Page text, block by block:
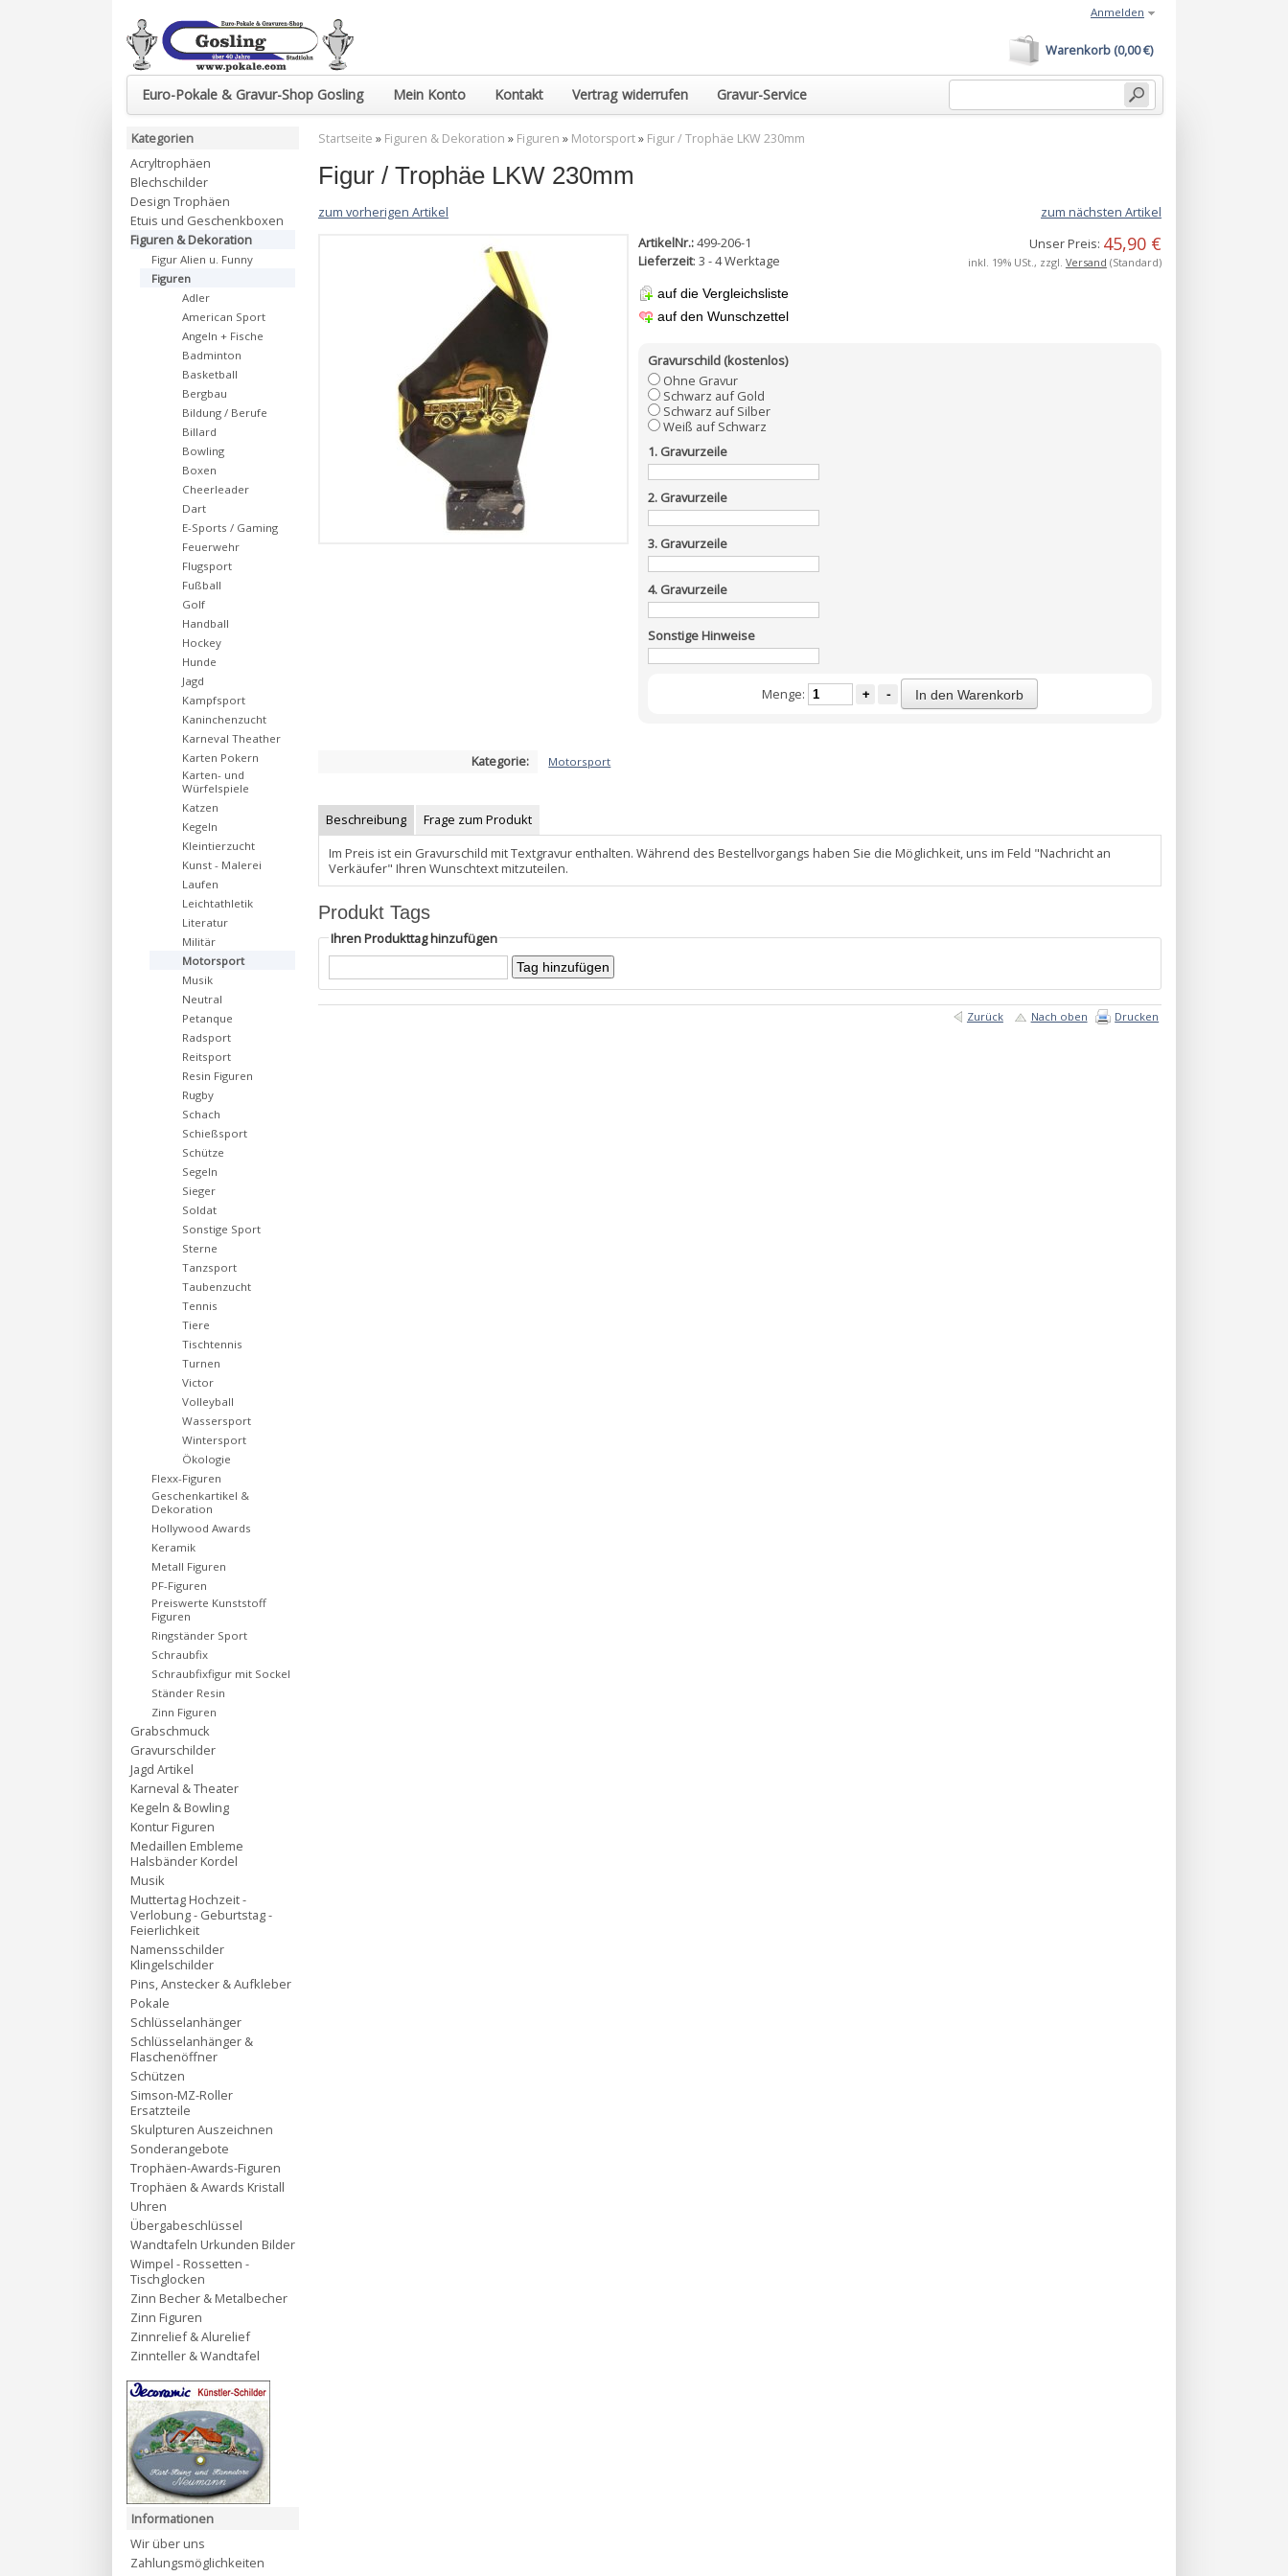
Euro-Pokale & Gravur-Shop Gosling Mein Konto Kontakt Vertrag widerrufen Gravur-Service
Warenkorb (0,00 €)
Anmelden
Startseite » Figuren & Dekoration » Figuren » Motorsport» Figur / Trophäe LKW 230mm
Figur / Trophäe LKW 230mm
zum vorherigen Artikel
zum nächsten Artikel
ArtikelNr.:499-206-1
Lieferzeit: 3 - 4 Werktage
auf die Vergleichsliste
auf den Wunschzettel
Unser Preis: 45,90 €
inkl. 19% USt., zzgl. Versand (Standard)
Gravurschild (kostenlos)
Ohne Gravur
Schwarz auf Gold
Schwarz auf Silber
Weiß auf Schwarz
1. Gravurzeile
2. Gravurzeile
3. Gravurzeile
4. Gravurzeile
Sonstige Hinweise
Menge: + - In den Warenkorb
Kategorie: Motorsport
Beschreibung
Frage zum Produkt
Im Preis ist ein Gravurschild mit Textgravur enthalten. Während des Bestellvorgangs haben Sie die Möglichkeit, uns im Feld "Nachricht an
Verkäufer" Ihren Wunschtext mitzuteilen.
Produkt Tags
Ihren Produkttag hinzufügen
Zurück Nach oben Drucken
Kategorien
Acryltrophäen
Blechschilder
Design Trophäen
Etuis und Geschenkboxen
Figuren & Dekoration
Figur Alien u. Funny
Figuren
Adler
American Sport
Angeln + Fische
Badminton
Basketball
Bergbau
Bildung / Berufe
Billard
Bowling
Boxen
Cheerleader
Dart
E-Sports / Gaming
Feuerwehr
Flugsport
Fußball
Golf
Handball
Hockey
Hunde
Jagd
Kampfsport
Kaninchenzucht
Karneval Theather
Karten Pokern
Karten- und
Würfelspiele
Katzen
Kegeln
Kleintierzucht
Kunst - Malerei
Laufen
Leichtathletik
Literatur
Militär
Motorsport
Musik
Neutral
Petanque
Radsport
Reitsport
Resin Figuren
Rugby
Schach
Schießsport
Schütze
Segeln
Sieger
Soldat
Sonstige Sport
Sterne
Tanzsport
Taubenzucht
Tennis
Tiere
Tischtennis
Turnen
Victor
Volleyball
Wassersport
Wintersport
Ökologie
Flexx-Figuren
Geschenkartikel &
Dekoration
Hollywood Awards
Keramik
Metall Figuren
PF-Figuren
Preiswerte Kunststoff
Figuren
Ringständer Sport
Schraubfix
Schraubfixfigur mit Sockel
Ständer Resin
Zinn Figuren
Grabschmuck
Gravurschilder
Jagd Artikel
Karneval & Theater
Kegeln & Bowling
Kontur Figuren
Medaillen Embleme
Halsbänder Kordel
Musik
Muttertag Hochzeit -
Verlobung - Geburtstag -
Feierlichkeit
Namensschilder
Klingelschilder
Pins, Anstecker & Aufkleber
Pokale
Schlüsselanhänger
Schlüsselanhänger &
Flaschenöffner
Schützen
Simson-MZ-Roller
Ersatzteile
Skulpturen Auszeichnen
Sonderangebote
Trophäen-Awards-Figuren
Trophäen & Awards Kristall
Uhren
Übergabeschlüssel
Wandtafeln Urkunden Bilder
Wimpel - Rossetten -
Tischglocken
Zinn Becher & Metalbecher
Zinn Figuren
Zinnrelief & Alurelief
Zinnteller & Wandtafel
Informationen
Wir über uns
Zahlungsmöglichkeiten